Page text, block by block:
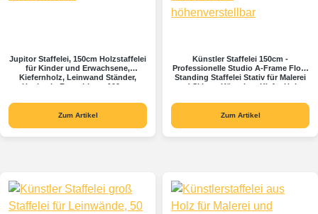
Jupitor Staffelei, 150cm Holzstaffelei
für Kinder und Erwachsene,
Kiefernholz, Leinwand Ständer,
Hochzeit, Fasst bis zu 100 cm
Zum Artikel
Künstler Staffelei 150cm -
Professionelle Studio A-Frame Floor
Standing Staffelei Stativ für Malerei
und Skizze, Künstler - Kiefer Holz -
Zum Artikel